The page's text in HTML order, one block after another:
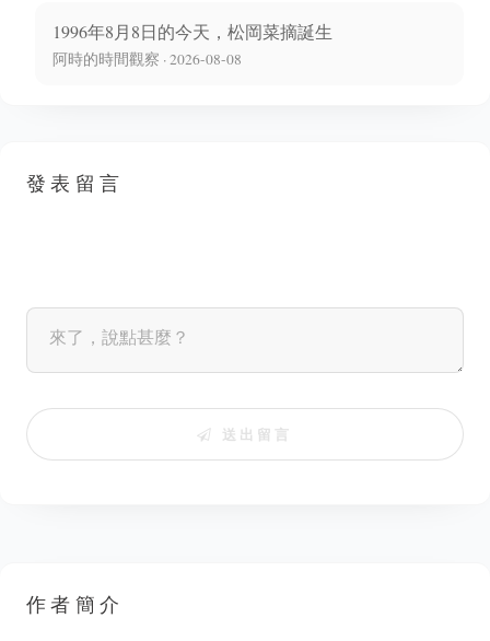
1996年8月8日的今天，松岡菜摘誕生
阿時的時間觀察 · 2026-08-08
發表留言
送出留言
作者簡介